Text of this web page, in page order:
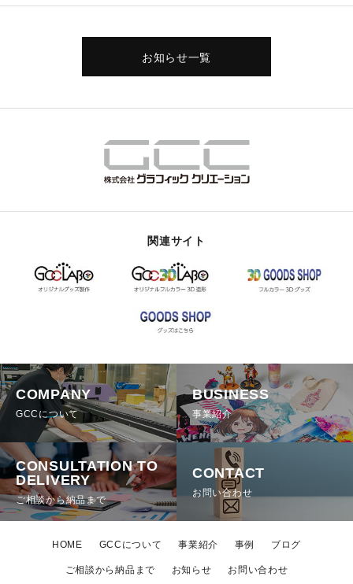
お知らせ一覧
関連サイト
COMPANY
GCCについて
BUSINESS
事業紹介
CONSULTATION TO
DELIVERY
ご相談から納品まで
CONTACT
お問い合わせ
HOME GCCについて 事業紹介 事例 ブログ
ご相談から納品まで お知らせ お問い合わせ